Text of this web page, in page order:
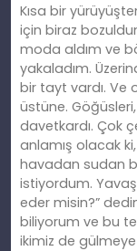
Kısa bir
için biraz
moda aldım ve
yakaladım.
bir tayt vardı. Ve
üstüne.
davetkardı. Çok
anlamış olacak
havadan sudan
istiyordum.
eder misin?”
biliyorum ve bu
ikimiz de gülmeye